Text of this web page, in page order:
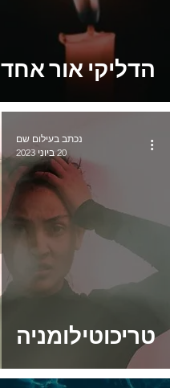
הדליקי אור אחד
טריכוטילומניה
נכתב בעילום שם
20 ביוני 2023